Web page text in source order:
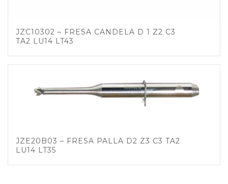
JZC10302 – FRESA CANDELA D 1 Z2 C3
TA2 LU14 LT43
JZE20B03 – FRESA PALLA D2 Z3 C3 TA2
LU14 LT35